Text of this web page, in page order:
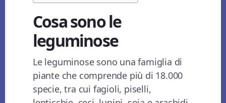
Cosa sono le
leguminose
Le leguminose sono una famiglia di
piante che comprende più di 18.000
specie, tra cui fagioli, piselli,